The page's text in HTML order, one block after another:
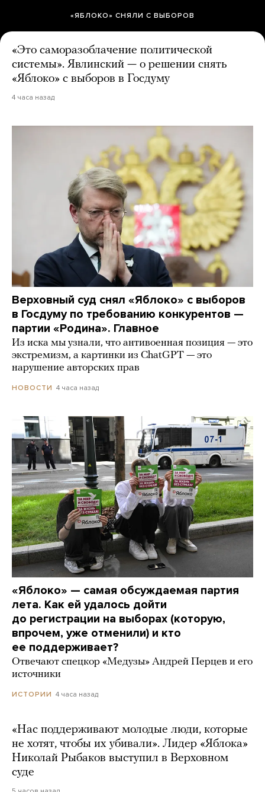
«ЯБЛОКО» СНЯЛИ С ВЫБОРОВ
«Это саморазоблачение политической
системы». Явлинский — о решении снять
«Яблоко» с выборов в Госдуму
4 часа назад
Верховный суд снял «Яблоко» с выборов
в Госдуму по требованию конкурентов —
партии «Родина». Главное
Из иска мы узнали, что антивоенная позиция — это
экстремизм, а картинки из СhatGPT — это
нарушение авторских прав
НОВОСТИ 4 часа назад
«Яблоко» — самая обсуждаемая партия
лета. Как ей удалось дойти
до регистрации на выборах (которую,
впрочем, уже отменили) и кто
ее поддерживает?
Отвечают спецкор «Медузы» Андрей Перцев и его
источники
ИСТОРИИ 4 часа назад
«Нас поддерживают молодые люди, которые
не хотят, чтобы их убивали». Лидер «Яблока»
Николай Рыбаков выступил в Верховном
суде